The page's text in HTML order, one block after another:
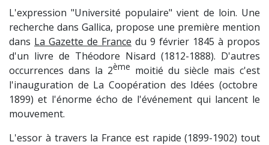
L'expression "Université populaire" vient de loin. Une
recherche dans Gallica, propose une première mention
dans La Gazette de France du 9 février 1845 à propos
d'un livre de Théodore Nisard (1812-1888). D'autres
occurrences dans la 2ème moitié du siècle mais c'est
l'inauguration de La Coopération des Idées (octobre
1899) et l'énorme écho de l'événement qui lancent le
mouvement.
L'essor à travers la France est rapide (1899-1902) tout